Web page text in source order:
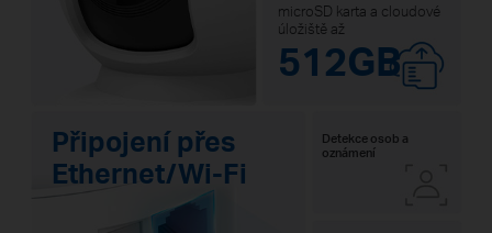
Připojení přes
Ethernet/Wi-Fi
microSD karta a cloudové
úložiště až
512GB
Detekce osob a
oznámení